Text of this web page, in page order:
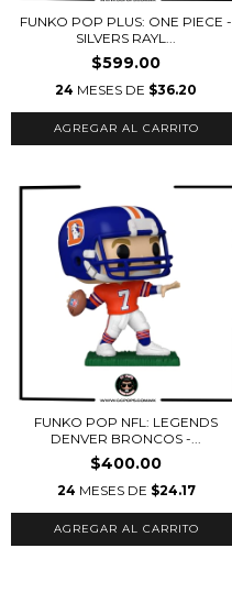
FUNKO POP PLUS: ONE PIECE -
SILVERS RAYL...
$599.00
24 MESES DE $36.20
FUNKO POP NFL: LEGENDS
DENVER BRONCOS -...
$400.00
24 MESES DE $24.17